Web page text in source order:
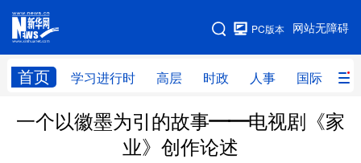
网站无障碍
PC版本
首页 学习进行时 高层 时政 人事 国际 财
网站地图
学习进行时 高层 时政 人事
财经 网评
一个以徽墨为引的故事——电视剧《家
业》创作论述